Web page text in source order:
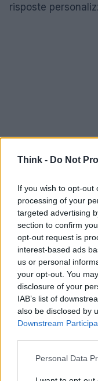
Think - Do Not
If you wish to opt-out
processing of your
targeted advertising
section to confirm
opt-out request is
interest-based ads
us or personal
your opt-out. You
disclosure of your
IAB’s list of
also be disclosed by
Downstream
Please note that this
Personal Data
risposte
In sintesi,
una procedura
online; conoscere
Tortolì, NU, Italia
aiuta a
sportiva.
ridurre gli